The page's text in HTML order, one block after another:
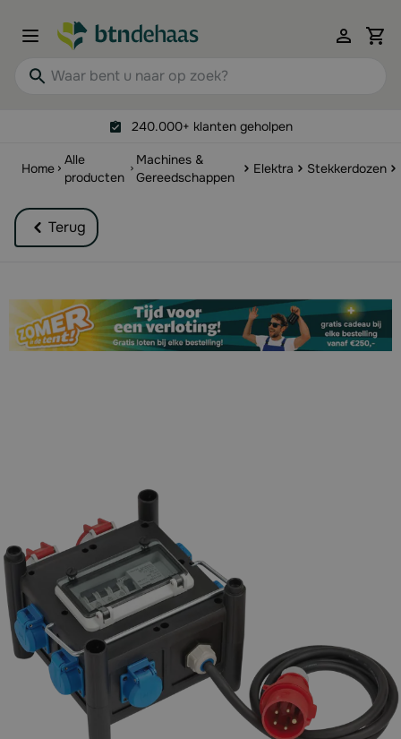
Waar bent u naar op zoek?
240.000+ klanten geholpen
Home
Alle
producten
Machines &
Gereedschappen
Elektra Stekkerdozen
Terug